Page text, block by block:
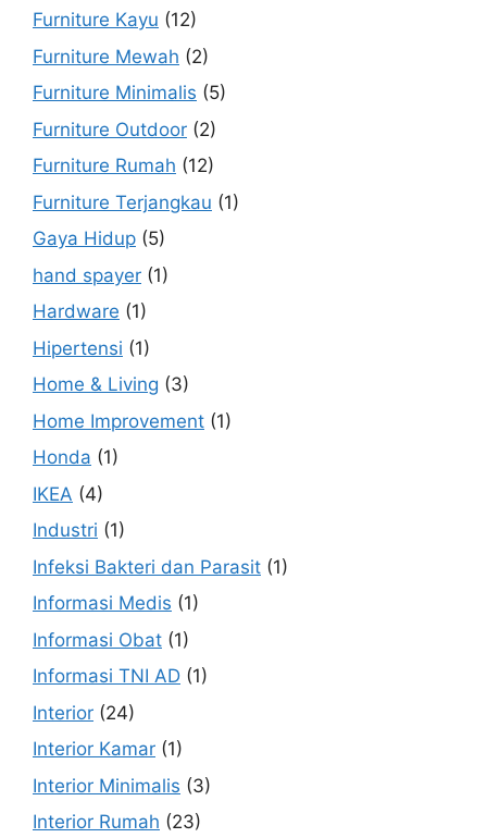
Furniture Kayu (12)
Furniture Mewah (2)
Furniture Minimalis (5)
Furniture Outdoor (2)
Furniture Rumah (12)
Furniture Terjangkau (1)
Gaya Hidup (5)
hand spayer (1)
Hardware (1)
Hipertensi (1)
Home & Living (3)
Home Improvement (1)
Honda (1)
IKEA (4)
Industri (1)
Infeksi Bakteri dan Parasit (1)
Informasi Medis (1)
Informasi Obat (1)
Informasi TNI AD (1)
Interior (24)
Interior Kamar (1)
Interior Minimalis (3)
Interior Rumah (23)